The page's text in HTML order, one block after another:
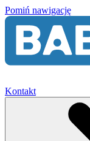
Pomiń nawigację
Kontakt